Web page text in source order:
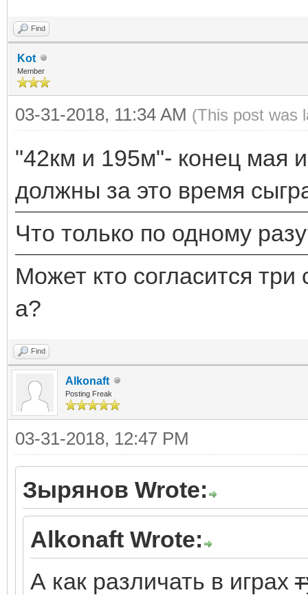
Find
Kot
Member
03-31-2018, 11:34 AM (This post was
"42км и 195м"- конец мая
должны за это время
Что только по одному
Может кто согласится
а?
Find
Alkonaft
Posting Freak
03-31-2018, 12:47 PM
Зырянов Wrote:
Alkonaft Wrote:
А как различать в играх